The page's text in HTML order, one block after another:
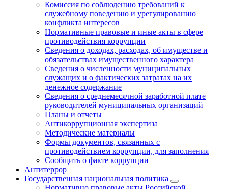
Комиссия по соблюдению требований к
служебному поведению и урегулированию
конфликта интересов
Нормативные правовые и иные акты в сфере
противодействия коррупции
Сведения о доходах, расходах, об имуществе и
обязательствах имущественного характера
Сведения о численности муниципальных
служащих и о фактических затратах на их
денежное содержание
Сведения о среднемесячной заработной плате
руководителей муниципальных организаций
Планы и отчеты
Антикоррупционная экспертиза
Методические материалы
Формы документов, связанных с
противодействием коррупции, для заполнения
Сообщить о факте коррупции
Антитеррор
Государственная национальная политика